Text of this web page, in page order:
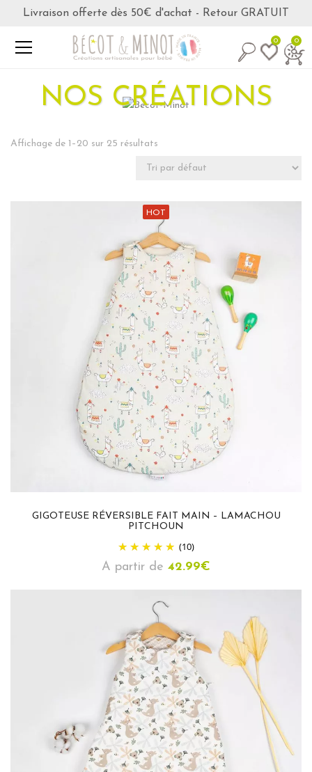
Livraison offerte dès 50€ d'achat - Retour GRATUIT
0 0
NOS CRÉATIONS
Affichage de 1–20 sur 25 résultats
HOT
GIGOTEUSE RÉVERSIBLE FAIT MAIN – LAMACHOU
PITCHOUN
(10)
A partir de 42.99€